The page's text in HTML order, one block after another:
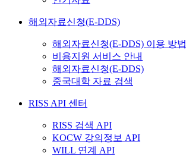
해외자료신청(E-DDS)
해외자료신청(E-DDS) 이용 방법
비용지원 서비스 안내
해외자료신청(E-DDS)
중국대학 자료 검색
RISS API 센터
RISS 검색 API
KOCW 강의정보 API
WILL 연계 API